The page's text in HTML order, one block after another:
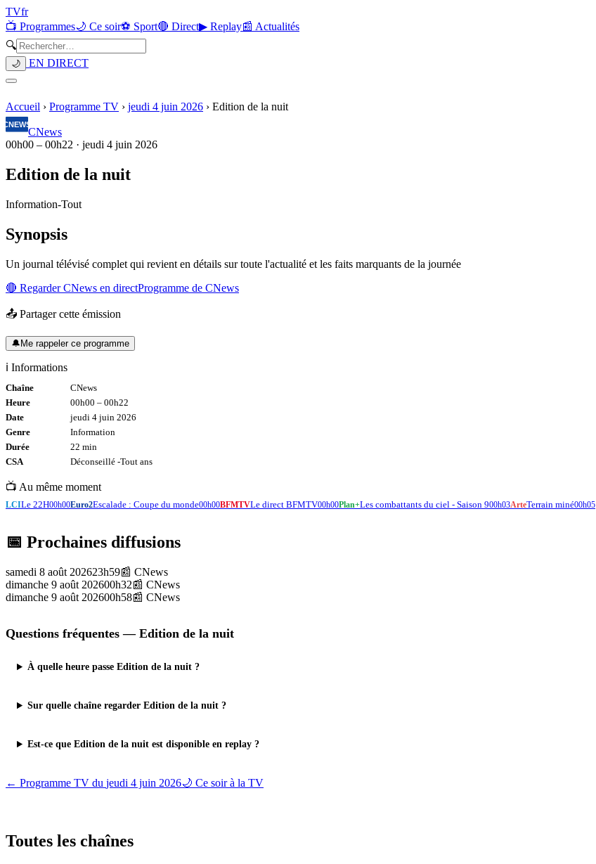
TVfr
📺 Programmes🌙 Ce soir⚽ Sport🔴 Direct▶ Replay📰 Actualités
🔍
🌙 EN DIRECT
Accueil › Programme TV › jeudi 4 juin 2026 › Edition de la nuit
CNews
00h00 – 00h22 · jeudi 4 juin 2026
Edition de la nuit
Information-Tout
Synopsis
Un journal télévisé complet qui revient en détails sur toute l'actualité et les faits marquants de la journée
🔴 RegarderCNews en directProgramme de CNews
📤 Partager cette émission
🔔Me rappeler ce programme
ℹ️ Informations
Chaîne
CNews
Heure
00h00 – 00h22
Date
jeudi 4 juin 2026
Genre
Information
Durée
22 min
CSA
Déconseillé -Tout ans
📺 Au même moment
LCILe 22H00h00Euro2Escalade : Coupe du monde00h00BFMTVLe direct BFMTV00h00Plan+Les combattants du ciel - Saison 900h03ArteTerrain miné00h05
📅 Prochaines diffusions
samedi 8 août 202623h59📰 CNews
dimanche 9 août 202600h32📰 CNews
dimanche 9 août 202600h58📰 CNews
Questions fréquentes — Edition de la nuit
À quelle heure passe Edition de la nuit ?
Sur quelle chaîne regarder Edition de la nuit ?
Est-ce que Edition de la nuit est disponible en replay ?
← Programme TV du jeudi 4 juin 2026🌙 Ce soir à la TV
Toutes les chaînes